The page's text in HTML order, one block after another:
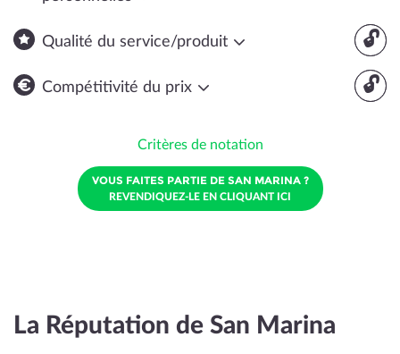
🔓
Qualité du service/produit
🔓
Compétitivité du prix
Critères de notation
VOUS FAITES PARTIE DE SAN MARINA ?
REVENDIQUEZ-LE EN CLIQUANT ICI
La Réputation de San Marina